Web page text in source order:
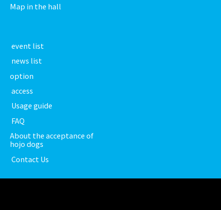
Map in the hall
​ ​event list​ ​
​ ​news list​ ​
option
​ ​access​ ​
​ ​Usage guide​ ​
​ ​FAQ​ ​
About the acceptance of
hojo dogs
​ ​Contact Us​ ​